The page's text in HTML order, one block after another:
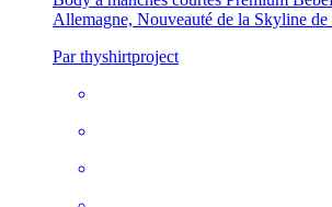
Allemagne, Nouveauté de la Skyline
Par thyshirtproject